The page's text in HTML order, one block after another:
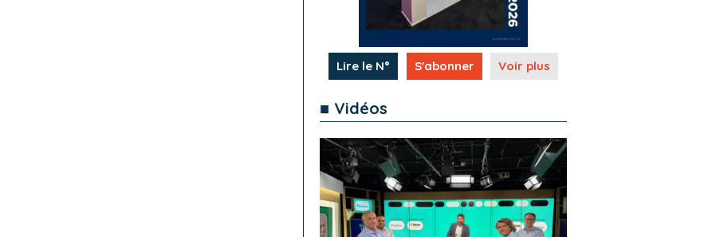
Lire le N° S'abonner Voir plus
■ Vidéos